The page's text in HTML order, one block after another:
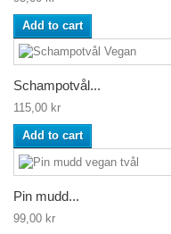
Add to cart
Schampotvål...
115,00 kr
Add to cart
Pin mudd...
99,00 kr